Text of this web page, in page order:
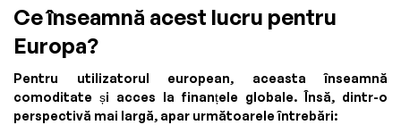
Ce înseamnă acest lucru pentru
Europa?
Pentru utilizatorul european, aceasta înseamnă
comoditate și acces la finanțele globale. Însă, dintr-o
perspectivă mai largă, apar următoarele întrebări: